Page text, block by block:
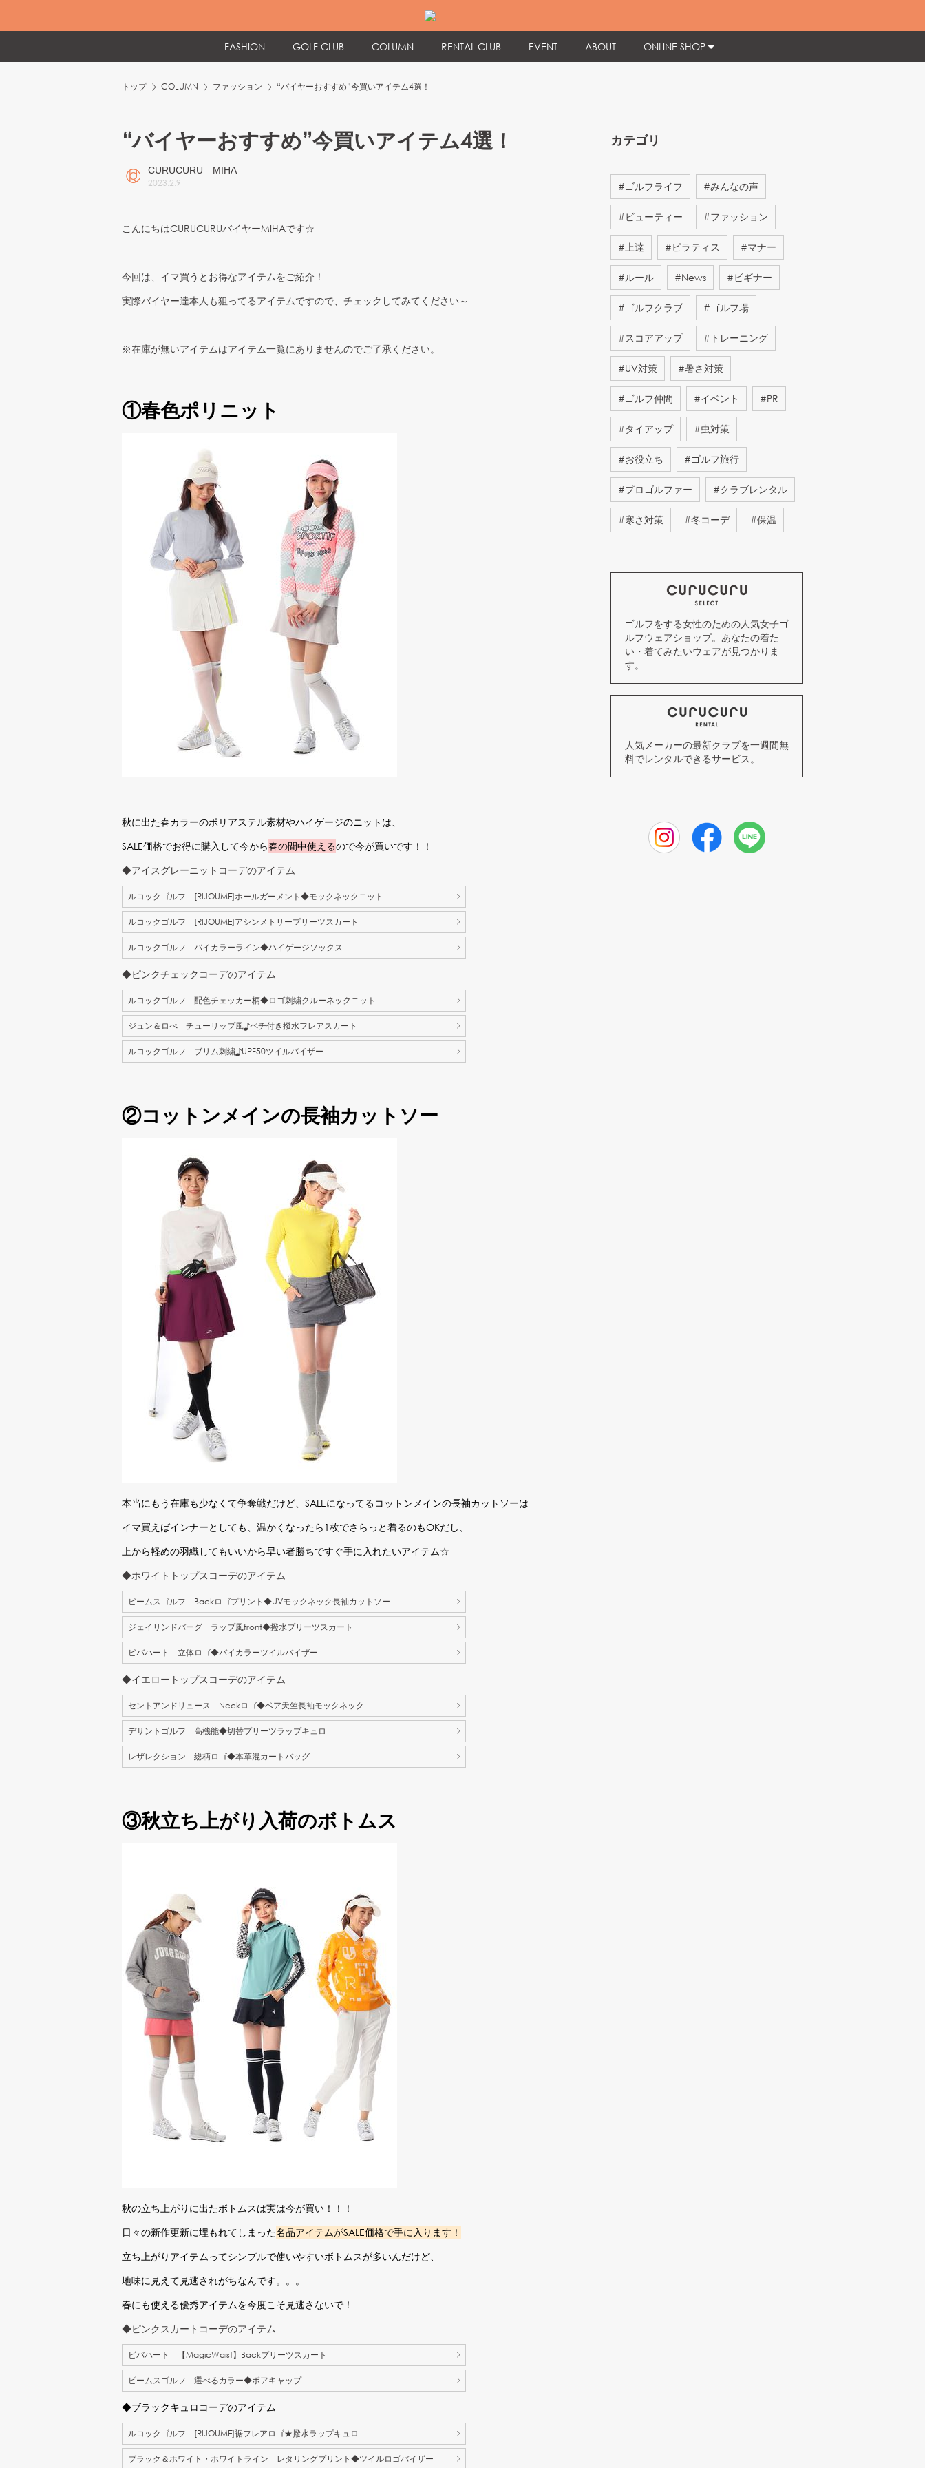
FASHION GOLF CLUB COLUMN RENTAL CLUB EVENT ABOUT ONLINE SHOP
トップ COLUMN ファッション “バイヤーおすすめ”今買いアイテム4選！
“バイヤーおすすめ”今買いアイテム4選！
CURUCURU MIHA
2023.2.9
こんにちはCURUCURUバイヤーMIHAです☆
今回は、イマ買うとお得なアイテムをご紹介！
実際バイヤー達本人も狙ってるアイテムですので、チェックしてみてください～
※在庫が無いアイテムはアイテム一覧にありませんのでご了承ください。
①春色ポリニット
秋に出た春カラーのポリアステル素材やハイゲージのニットは、
SALE価格でお得に購入して今から春の間中使えるので今が買いです！！
◆アイスグレーニットコーデのアイテム
ルコックゴルフ [RIJOUME]ホールガーメント◆モックネックニット
ルコックゴルフ [RIJOUME]アシンメトリープリーツスカート
ルコックゴルフ バイカラーライン◆ハイゲージソックス
◆ピンクチェックコーデのアイテム
ルコックゴルフ 配色チェッカー柄◆ロゴ刺繍クルーネックニット
ジュン＆ロぺ チューリップ風♪ペチ付き撥水フレアスカート
ルコックゴルフ ブリム刺繍♪UPF50ツイルバイザー
②コットンメインの長袖カットソー
本当にもう在庫も少なくて争奪戦だけど、SALEになってるコットンメインの長袖カットソーは
イマ買えばインナーとしても、温かくなったら1枚でさらっと着るのもOKだし、
上から軽めの羽織してもいいから早い者勝ちですぐ手に入れたいアイテム☆
◆ホワイトトップスコーデのアイテム
ビームスゴルフ Backロゴプリント◆UVモックネック長袖カットソー
ジェイリンドバーグ ラップ風front◆撥水プリーツスカート
ビバハート 立体ロゴ◆バイカラーツイルバイザー
◆イエロートップスコーデのアイテム
セントアンドリュース Neckロゴ◆ベア天竺長袖モックネック
デサントゴルフ 高機能◆切替プリーツラップキュロ
レザレクション 総柄ロゴ◆本革混カートバッグ
③秋立ち上がり入荷のボトムス
秋の立ち上がりに出たボトムスは実は今が買い！！！
日々の新作更新に埋もれてしまった名品アイテムがSALE価格で手に入ります！
立ち上がりアイテムってシンプルで使いやすいボトムスが多いんだけど、
地味に見えて見逃されがちなんです。。。
春にも使える優秀アイテムを今度こそ見逃さないで！
◆ピンクスカートコーデのアイテム
ビバハート 【MagicWaist】Backプリーツスカート
ビームスゴルフ 選べるカラー◆ボアキャップ
◆ブラックキュロコーデのアイテム
ルコックゴルフ [RIJOUME]裾フレアロゴ★撥水ラップキュロ
ブラック＆ホワイト・ホワイトライン レタリングプリント◆ツイルロゴバイザー
カテゴリ
#ゴルフライフ #みんなの声
#ビューティー #ファッション
#上達 #ピラティス #マナー
#ルール #News #ビギナー
#ゴルフクラブ #ゴルフ場
#スコアアップ # トレーニング
#UV対策 #暑さ対策
#ゴルフ仲間 #イベント #PR
#タイアップ #虫対策
#お役立ち #ゴルフ旅行
#プロゴルファー #クラブレンタル
#寒さ対策 #冬コーデ #保温
ゴルフをする女性のための人気女子ゴ
ルフウェアショップ。あなたの着た
い・着てみたいウェアが見つかりま
す。
人気メーカーの最新クラブを一週間無
料でレンタルできるサービス。